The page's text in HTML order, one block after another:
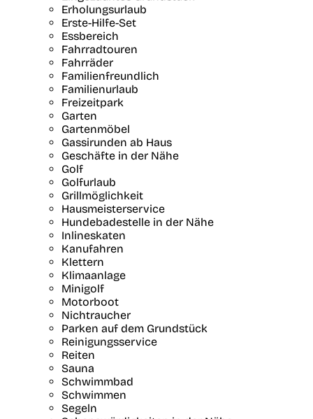
Erholungsurlaub
Erste-Hilfe-Set
Essbereich
Fahrradtouren
Fahrräder
Familienfreundlich
Familienurlaub
Freizeitpark
Garten
Gartenmöbel
Gassirunden ab Haus
Geschäfte in der Nähe
Golf
Golfurlaub
Grillmöglichkeit
Hausmeisterservice
Hundebadestelle in der Nähe
Inlineskaten
Kanufahren
Klettern
Klimaanlage
Minigolf
Motorboot
Nichtraucher
Parken auf dem Grundstück
Reinigungsservice
Reiten
Sauna
Schwimmbad
Schwimmen
Segeln